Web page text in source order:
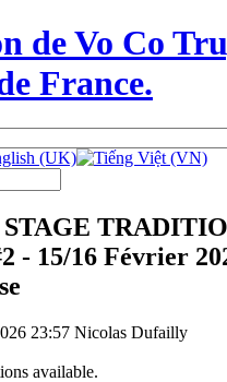
de Vo Co
France.
- 15/16 Février
23:57 Nicolas Dufailly
available.